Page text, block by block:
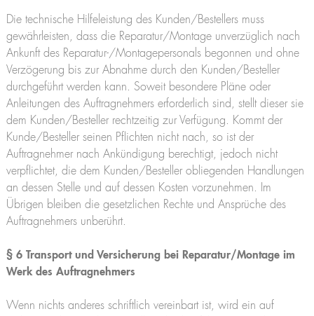
Die technische Hilfeleistung des Kunden/Bestellers muss
gewährleisten, dass die Reparatur/Montage unverzüglich nach
Ankunft des Reparatur-/Montagepersonals begonnen und ohne
Verzögerung bis zur Abnahme durch den Kunden/Besteller
durchgeführt werden kann. Soweit besondere Pläne oder
Anleitungen des Auftragnehmers erforderlich sind, stellt dieser sie
dem Kunden/Besteller rechtzeitig zur Verfügung. Kommt der
Kunde/Besteller seinen Pflichten nicht nach, so ist der
Auftragnehmer nach Ankündigung berechtigt, jedoch nicht
verpflichtet, die dem Kunden/Besteller obliegenden Handlungen
an dessen Stelle und auf dessen Kosten vorzunehmen. Im
Übrigen bleiben die gesetzlichen Rechte und Ansprüche des
Auftragnehmers unberührt.
§ 6 Transport und Versicherung bei Reparatur/Montage im
Werk des Auftragnehmers
Wenn nichts anderes schriftlich vereinbart ist, wird ein auf